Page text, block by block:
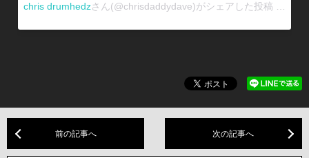
chris drumhedzさん(@chrisdaddydave)がシェアした投稿 -
前の記事へ 次の記事へ